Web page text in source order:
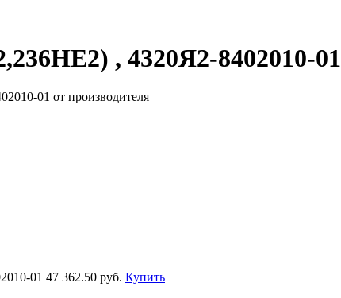
, 4320Я2-8402010-01
01 47 362.50 руб. Купить